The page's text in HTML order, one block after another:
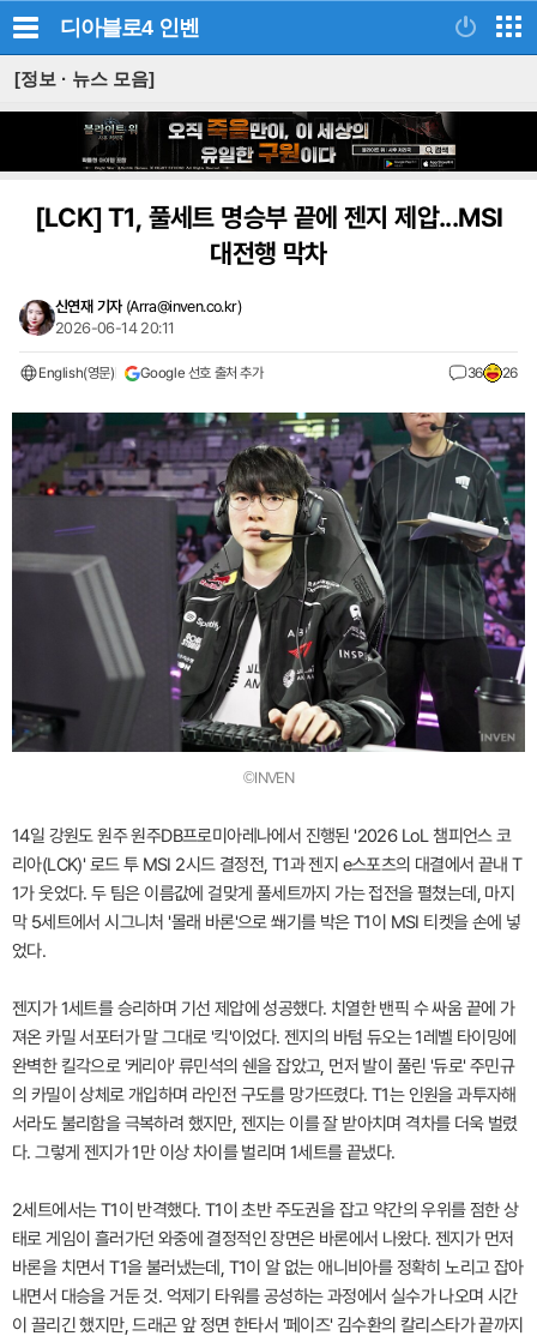
디아블로4 인벤
[정보 · 뉴스 모음]
[LCK]T1, 풀세트 명승부 끝에 젠지 제압...MSI
대전행 막차
신연재 기자 (Arra@inven.co.kr)
2026-06-14 20:11
English(영문) Google 선호 출처 추가 36 26
©INVEN
14일 강원도 원주 원주DB프로미아레나에서 진행된 '2026 LoL 챔피언스 코
리아(LCK)' 로드 투 MSI 2시드 결정전, T1과 젠지 e스포츠의 대결에서 끝내 T
1가 웃었다. 두 팀은 이름값에 걸맞게 풀세트까지 가는 접전을 펼쳤는데, 마지
막 5세트에서 시그니처 '몰래 바론'으로 쐐기를 박은 T1이 MSI 티켓을 손에 넣
었다.
젠지가 1세트를 승리하며 기선 제압에 성공했다. 치열한 밴픽 수 싸움 끝에 가
져온 카밀 서포터가 말 그대로 '킥'이었다. 젠지의 바텀 듀오는 1레벨 타이밍에
완벽한 킬각으로 '케리아' 류민석의 쉔을 잡았고, 먼저 발이 풀린 '듀로' 주민규
의 카밀이 상체로 개입하며 라인전 구도를 망가뜨렸다. T1는 인원을 과투자해
서라도 불리함을 극복하려 했지만, 젠지는 이를 잘 받아치며 격차를 더욱 벌렸
다. 그렇게 젠지가 1만 이상 차이를 벌리며 1세트를 끝냈다.
2세트에서는 T1이 반격했다. T1이 초반 주도권을 잡고 약간의 우위를 점한 상
태로 게임이 흘러가던 와중에 결정적인 장면은 바론에서 나왔다. 젠지가 먼저
바론을 치면서 T1을 불러냈는데, T1이 알 없는 애니비아를 정확히 노리고 잡아
내면서 대승을 거둔 것. 억제기 타워를 공성하는 과정에서 실수가 나오며 시간
이 끌리긴 했지만, 드래곤 앞 정면 한타서 '페이즈' 김수환의 칼리스타가 끝까지